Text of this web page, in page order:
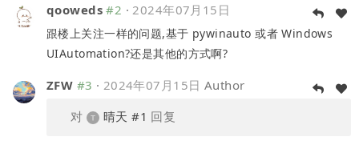
qooweds #2 · 2024年07月15日
跟楼上关注一样的问题,基于 pywinauto 或者 Windows
UIAutomation?还是其他的方式啊?
ZFW #3 · 2024年07月15日 Author
对
晴天 #1 回复